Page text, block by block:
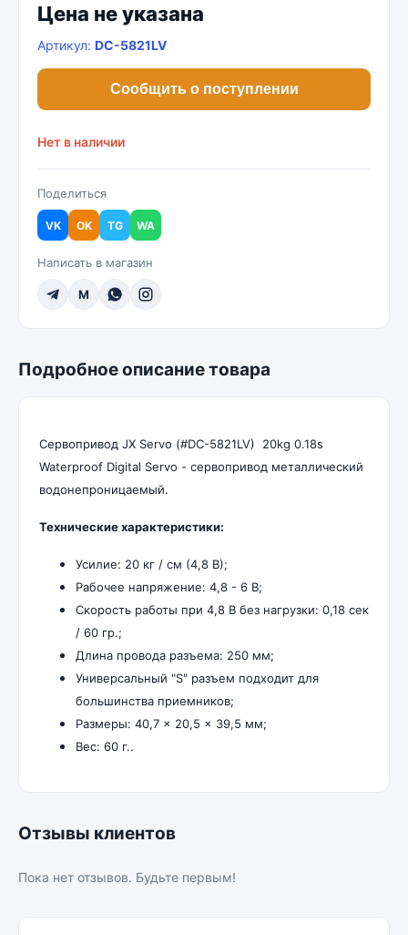
Цена не указана
Артикул: DC-5821LV
Сообщить о поступлении
Нет в наличии
Поделиться
VK OK TG WA
Написать в магазин
M
Подробное описание товара
Сервопривод JX Servo (#DC-5821LV) 20kg 0.18s
Waterproof Digital Servo - сервопривод металлический
водонепроницаемый.
Технические характеристики:
Усилие: 20 кг / см (4,8 В);
Рабочее напряжение: 4,8 - 6 В;
Скорость работы при 4,8 В без нагрузки: 0,18 сек
/ 60 гр.;
Длина провода разъема: 250 мм;
Универсальный "S" разъем подходит для
большинства приемников;
Размеры: 40,7 × 20,5 × 39,5 мм;
Вес: 60 г..
Отзывы клиентов
Пока нет отзывов. Будьте первым!